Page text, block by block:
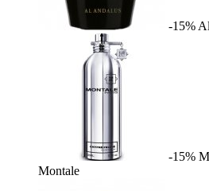
-15%
-15%
Montale